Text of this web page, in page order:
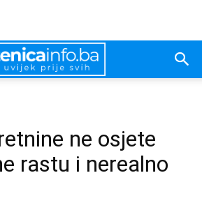
ne osjete
rastu i nerealno